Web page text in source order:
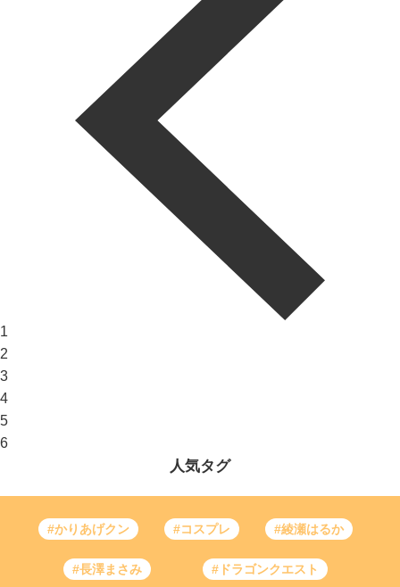
1
2
3
4
5
6
人気タグ
#かりあげクン #コスプレ #綾瀬はるか
#長澤まさみ #ドラゴンクエスト